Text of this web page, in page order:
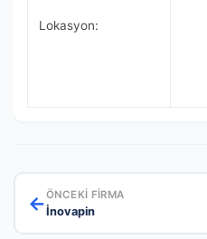
Lokasyon:
←ÖNCEKI FIRMA
İnovapin